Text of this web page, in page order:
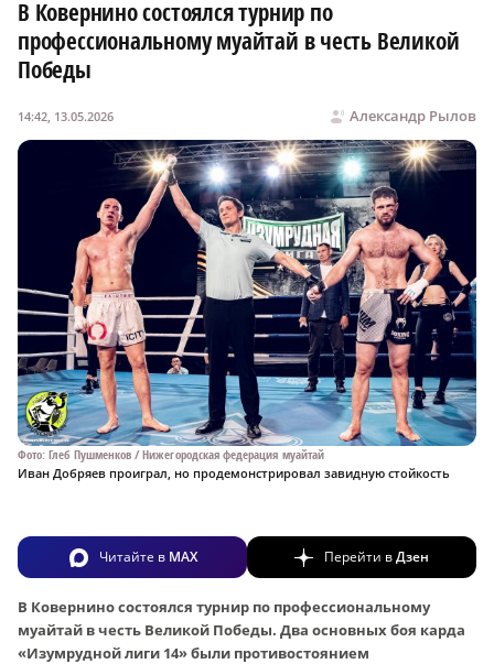
В Ковернино состоялся турнир по
профессиональному муайтай в честь Великой
Победы
Александр Рылов
14:42, 13.05.2026
Фото: Глеб Пушменков / Нижегородская федерация муайтай
Иван Добряев проиграл, но продемонстрировал завидную стойкость
Читайте в MAX Перейти вДзен
В Ковернино состоялся турнир по профессиональному
муайтай в честь Великой Победы. Два основных боя карда
«Изумрудной лиги 14» были противостоянием